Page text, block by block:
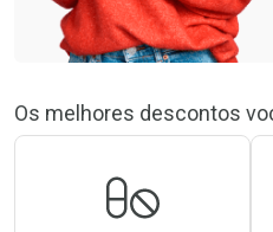
Os melhores descontos